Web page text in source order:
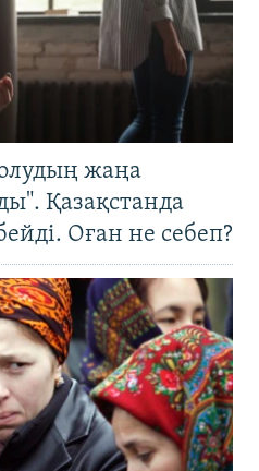
жаңа
Қазақстанда
Оған не себеп?